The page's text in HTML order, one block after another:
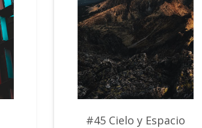
#45 Cielo y Espacio